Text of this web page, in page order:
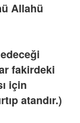
Allahü
fakirdeki
için
atandır.)